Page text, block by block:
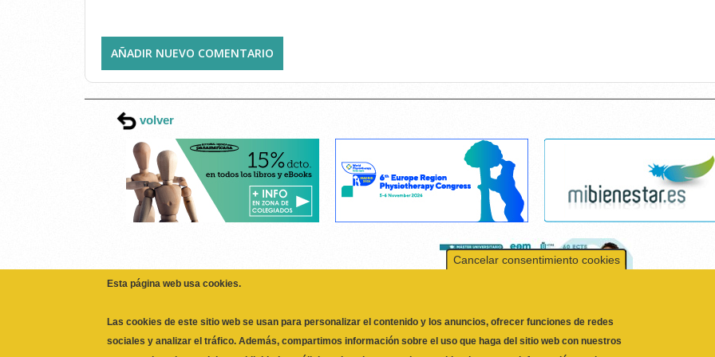
AÑADIR NUEVO COMENTARIO
volver
Cancelar consentimiento cookies
Las cookies de este sitio web se usan para personalizar el contenido y los anuncios, ofrecer funciones de redes
sociales y analizar el tráfico. Además, compartimos información sobre el uso que haga del sitio web con nuestros
haya proporcionado o que hayan recopilado a partir del uso que haya hecho de sus servicios.
No, Deme más información